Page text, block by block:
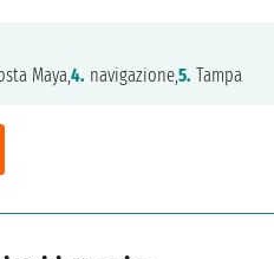
Maya,4. navigazione,5. Tampa